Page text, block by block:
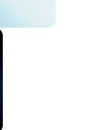
del 20 de
su
inmediato
susceptibles
Veterinarios